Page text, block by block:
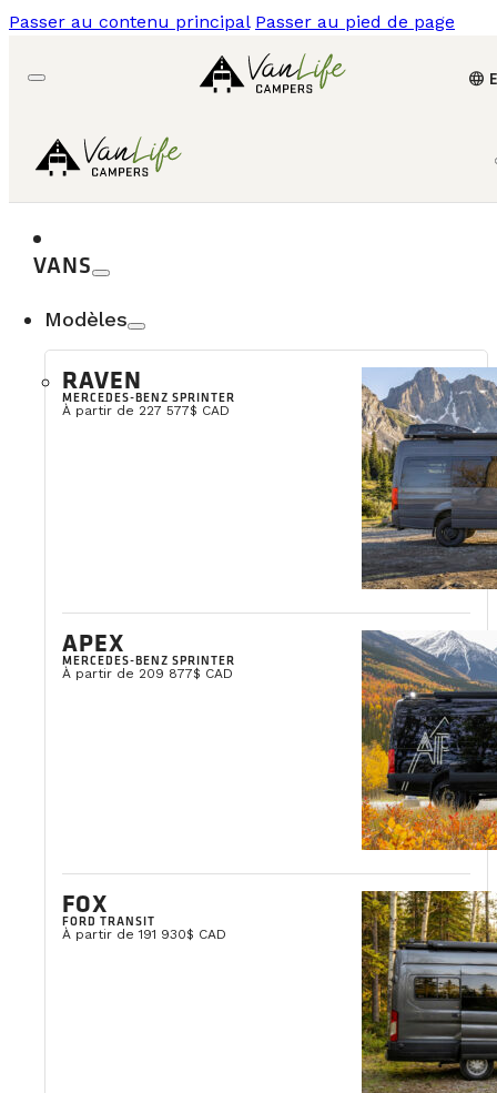
Passer au contenu principal Passer au pied de page
language
VANS
Modèles
RAVEN
MERCEDES-BENZ SPRINTER
À partir de 227 577$ CAD
APEX
MERCEDES-BENZ SPRINTER
À partir de 209 877$ CAD
FOX
FORD TRANSIT
À partir de 191 930$ CAD